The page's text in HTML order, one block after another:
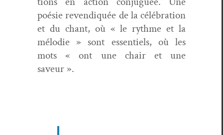
poésie revendiquée de la célébra­tion
et du chant, où « le rythme et la
mélodie » sont essen­tiels, où les
mots « ont une chair et une
saveur ».